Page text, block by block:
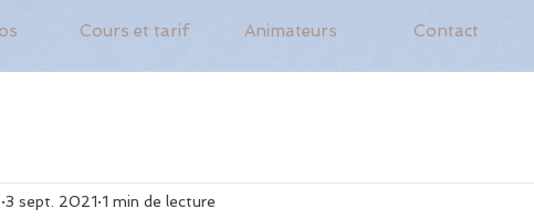
Cours et tarif Animateurs Contact
3 sept. 2021 1 min de lecture